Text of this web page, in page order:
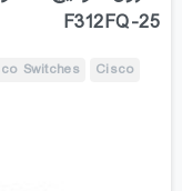
F312FQ-25
Cisco
Switches